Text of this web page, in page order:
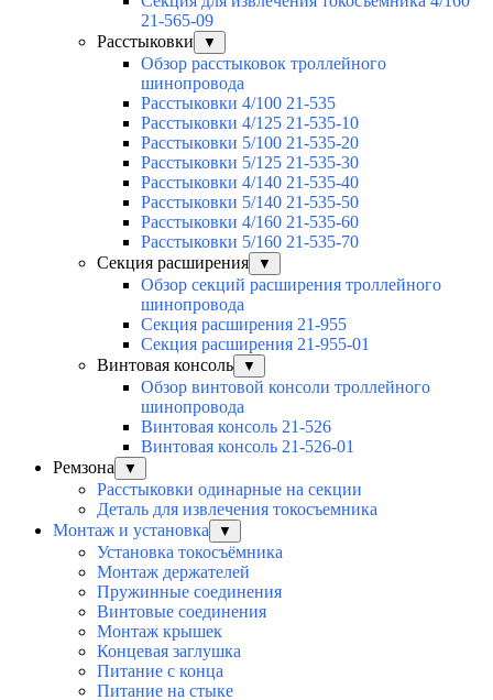
21-565-09
Расстыковки
▼
Обзор расстыковок троллейного
шинопровода
Расстыковки 4/100 21-535
Расстыковки 4/125 21-535-10
Расстыковки 5/100 21-535-20
Расстыковки 5/125 21-535-30
Расстыковки 4/140 21-535-40
Расстыковки 5/140 21-535-50
Расстыковки 4/160 21-535-60
Расстыковки 5/160 21-535-70
Секция расширения
▼
Обзор секций расширения троллейного
шинопровода
Секция расширения 21-955
Секция расширения 21-955-01
Винтовая консоль
▼
Обзор винтовой консоли троллейного
шинопровода
Винтовая консоль 21-526
Винтовая консоль 21-526-01
Ремзона
▼
Расстыковки одинарные на секции
Деталь для извлечения токосъемника
Монтаж и установка
▼
Установка токосъёмника
Монтаж держателей
Пружинные соединения
Винтовые соединения
Монтаж крышек
Концевая заглушка
Питание с конца
Питание на стыке